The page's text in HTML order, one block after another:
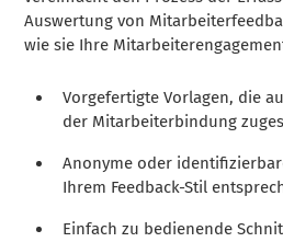
Auswertung von
wie sie Ihre
Vorgefertigte Vorlagen, die
der Mitarbeiterbindung
Anonyme oder
Ihrem Feedback-Stil
Einfach zu bedienende